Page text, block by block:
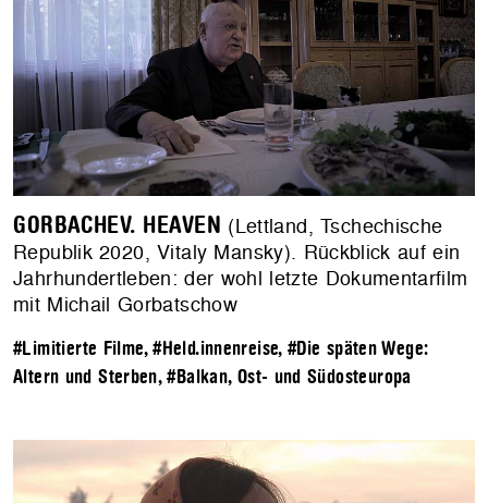
GORBACHEV. HEAVEN (Lettland, Tschechische
Republik 2020, Vitaly Mansky). Rückblick auf ein
Jahrhundertleben: der wohl letzte Dokumentarfilm
mit Michail Gorbatschow
#Limitierte Filme,#Held.innenreise,#Die späten Wege:
Altern und Sterben,#Balkan, Ost- und Südosteuropa